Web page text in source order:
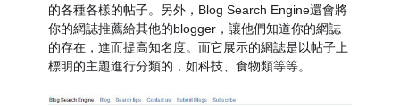
的各種各樣的帖子。另外，Blog Search Engine還會將
你的網誌推薦給其他的blogger，讓他們知道你的網誌
的存在，進而提高知名度。而它展示的網誌是以帖子上
標明的主題進行分類的，如科技、食物類等等。